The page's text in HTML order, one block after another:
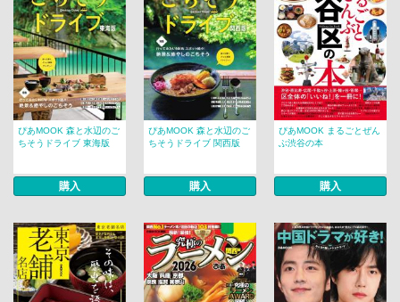
ぴあMOOK 森と水辺のご
ちそうドライブ 東海版
購入
ぴあMOOK 森と水辺のご
ちそうドライブ 関西版
購入
ぴあMOOK まるごとぜん
ぶ渋谷の本
購入